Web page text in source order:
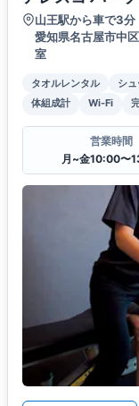
山王駅から車で3分
愛知県名古屋市中
室
タオルレンタル シ
体組成計
Wi-Fi
営業時間
月~金10:00〜